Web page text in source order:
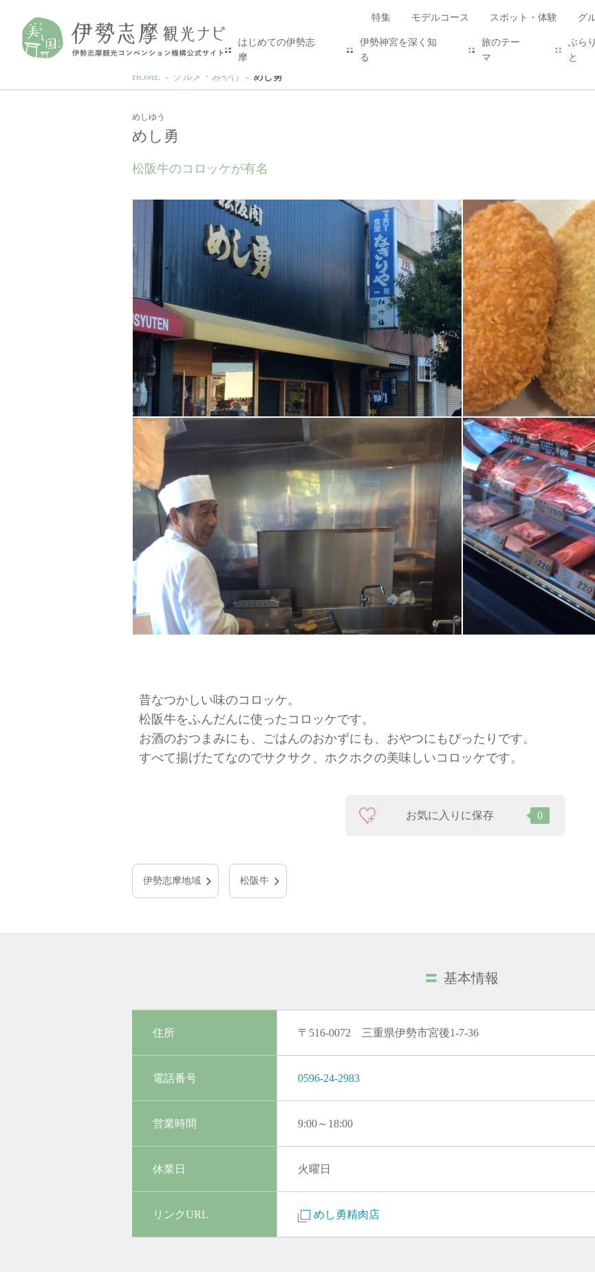
特集 モデルコース スポット・体験 グ
はじめての伊勢志
摩
伊勢神宮を深く知
る
旅のテー
マ
ぶら
と
HOME グルメ・みやげ めし勇
めしゆう
めし勇
松阪牛のコロッケが有名
昔なつかしい味のコロッケ。
松阪牛をふんだんに使ったコロッケです。
お酒のおつまみにも、ごはんのおかずにも、おやつにもぴったりです。
すべて揚げたてなのでサクサク、ホクホクの美味しいコロッケです。
お気に入りに保存 0
伊勢志摩地域 松阪牛
基本情報
住所 〒516-0072 三重県伊勢市宮後1-7-36
電話番号 0596-24-2983
営業時間 9:00～18:00
休業日 火曜日
リンクURL めし勇精肉店